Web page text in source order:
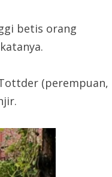
betis orang
(perempuan,